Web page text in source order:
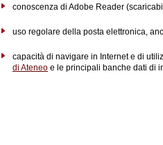
conoscenza di Adobe Reader
uso regolare della posta elettronica,
capacità di navigare in Internet e di
di Ateneo e le principali banche dati di